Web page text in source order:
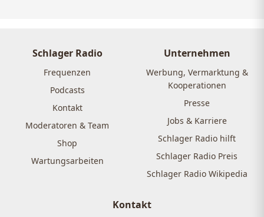
Schlager Radio
Frequenzen
Podcasts
Kontakt
Moderatoren & Team
Shop
Wartungsarbeiten
Unternehmen
Werbung, Vermarktung &
Kooperationen
Presse
Jobs & Karriere
Schlager Radio hilft
Schlager Radio Preis
Schlager Radio Wikipedia
Kontakt